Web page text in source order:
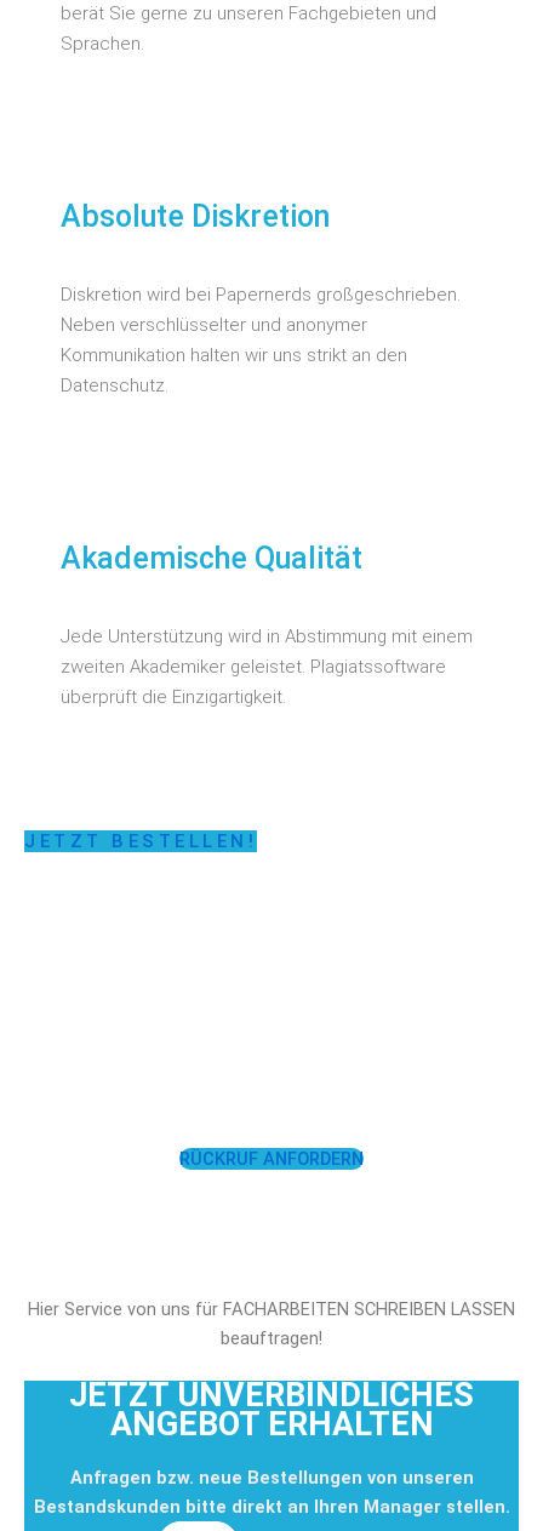
berät Sie gerne zu unseren Fachgebieten und
Sprachen.
Absolute Diskretion
Diskretion wird bei Papernerds großgeschrieben.
Neben verschlüsselter und anonymer
Kommunikation halten wir uns strikt an den
Datenschutz.
Akademische Qualität
Jede Unterstützung wird in Abstimmung mit einem
zweiten Akademiker geleistet. Plagiatssoftware
überprüft die Einzigartigkeit.
JETZT BESTELLEN!
RÜCKRUF ANFORDERN
Hier Service von uns für FACHARBEITEN SCHREIBEN LASSEN
beauftragen!
JETZT UNVERBINDLICHES
ANGEBOT ERHALTEN
Anfragen bzw. neue Bestellungen von unseren
Bestandskunden bitte direkt an Ihren Manager stellen.